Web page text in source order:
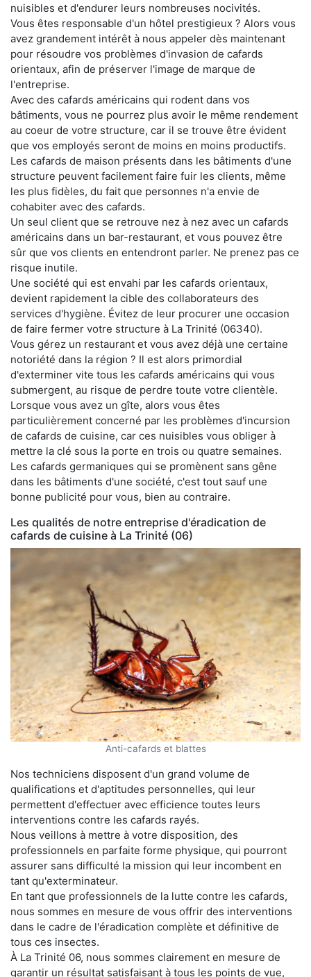
nuisibles et d'endurer leurs nombreuses nocivités.
Vous êtes responsable d'un hôtel prestigieux ? Alors vous
avez grandement intérêt à nous appeler dès maintenant
pour résoudre vos problèmes d'invasion de cafards
orientaux, afin de préserver l'image de marque de
l'entreprise.
Avec des cafards américains qui rodent dans vos
bâtiments, vous ne pourrez plus avoir le même rendement
au coeur de votre structure, car il se trouve être évident
que vos employés seront de moins en moins productifs.
Les cafards de maison présents dans les bâtiments d'une
structure peuvent facilement faire fuir les clients, même
les plus fidèles, du fait que personnes n'a envie de
cohabiter avec des cafards.
Un seul client que se retrouve nez à nez avec un cafards
américains dans un bar-restaurant, et vous pouvez être
sûr que vos clients en entendront parler. Ne prenez pas ce
risque inutile.
Une société qui est envahi par les cafards orientaux,
devient rapidement la cible des collaborateurs des
services d'hygiène. Évitez de leur procurer une occasion
de faire fermer votre structure à La Trinité (06340).
Vous gérez un restaurant et vous avez déjà une certaine
notoriété dans la région ? Il est alors primordial
d'exterminer vite tous les cafards américains qui vous
submergent, au risque de perdre toute votre clientèle.
Lorsque vous avez un gîte, alors vous êtes
particulièrement concerné par les problèmes d'incursion
de cafards de cuisine, car ces nuisibles vous obliger à
mettre la clé sous la porte en trois ou quatre semaines.
Les cafards germaniques qui se promènent sans gêne
dans les bâtiments d'une société, c'est tout sauf une
bonne publicité pour vous, bien au contraire.
Les qualités de notre entreprise d'éradication de
cafards de cuisine à La Trinité (06)
Anti-cafards et blattes
Nos techniciens disposent d'un grand volume de
qualifications et d'aptitudes personnelles, qui leur
permettent d'effectuer avec efficience toutes leurs
interventions contre les cafards rayés.
Nous veillons à mettre à votre disposition, des
professionnels en parfaite forme physique, qui pourront
assurer sans difficulté la mission qui leur incombent en
tant qu'exterminateur.
En tant que professionnels de la lutte contre les cafards,
nous sommes en mesure de vous offrir des interventions
dans le cadre de l'éradication complète et définitive de
tous ces insectes.
À La Trinité 06, nous sommes clairement en mesure de
garantir un résultat satisfaisant à tous les points de vue,